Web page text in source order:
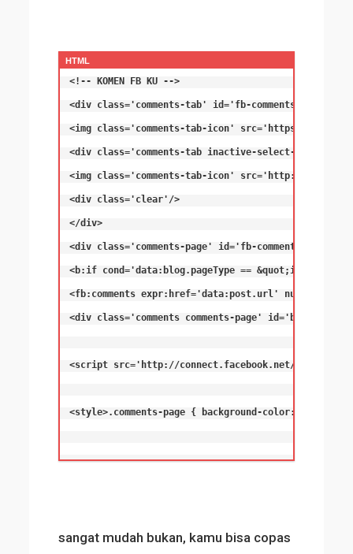
<!-- KOMEN FB KU -->
<div class='comments-tab' id='fb-comments'
<img class='comments-tab-icon' src='https://
<div class='comments-tab inactive-select-tab'
<img class='comments-tab-icon' src='http://
<div class='clear'/>
</div>
<div class='comments-page' id='fb-comments-page'>
<b:if cond='data:blog.pageType ==
<fb:comments expr:href='data:post.url'
<div class='comments comments-page' id='blogger-
<script src='http://connect.facebook.net/en_US/
<style>.comments-page { background-color:
sangat mudah bukan, kamu bisa copas